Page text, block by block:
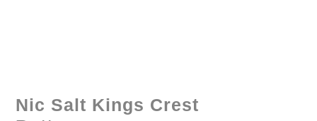
Nic Salt Kings Crest